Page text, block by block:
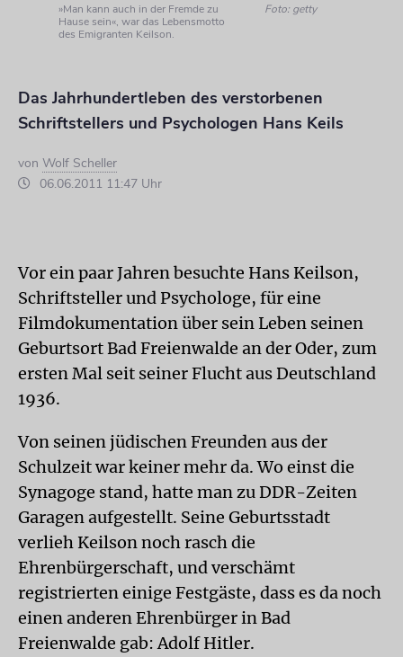
»Man kann auch in der Fremde zu
Hause sein«, war das Lebensmotto
des Emigranten Keilson.
Foto: getty
Das Jahrhundertleben des verstorbenen
Schriftstellers und Psychologen Hans Keils
von Wolf Scheller
06.06.2011 11:47 Uhr
Vor ein paar Jahren besuchte Hans Keilson,
Schriftsteller und Psychologe, für eine
Filmdokumentation über sein Leben seinen
Geburtsort Bad Freienwalde an der Oder, zum
ersten Mal seit seiner Flucht aus Deutschland
1936.
Von seinen jüdischen Freunden aus der
Schulzeit war keiner mehr da. Wo einst die
Synagoge stand, hatte man zu DDR-Zeiten
Garagen aufgestellt. Seine Geburtsstadt
verlieh Keilson noch rasch die
Ehrenbürgerschaft, und verschämt
registrierten einige Festgäste, dass es da noch
einen anderen Ehrenbürger in Bad
Freienwalde gab: Adolf Hitler.